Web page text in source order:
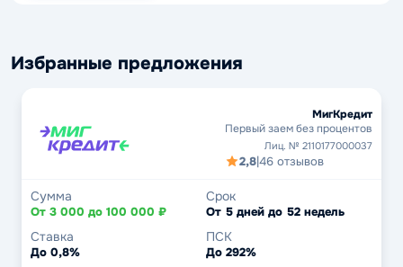
Избранные предложения
МигКредит
Первый заем без процентов
Лиц. № 2110177000037
2,8|46 отзывов
Сумма
От 3 000 до 100 000 ₽
Срок
От 5 дней до 52 недель
Ставка
До 0,8%
ПСК
До 292%